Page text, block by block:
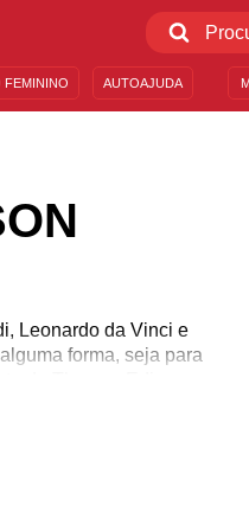
FEMININO AUTOAJUDA
Leonardo da Vinci e
forma, seja para
de Thomas Edison,
não foram